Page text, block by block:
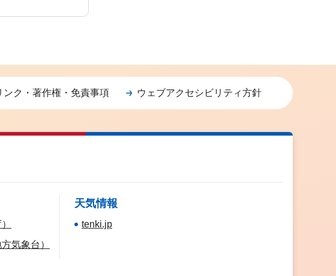
ンク・著作権・免責事項 ウェブアクセシビリティ方針
気象台）
天気情報
tenki.jp